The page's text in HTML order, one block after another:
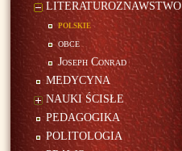
LITERATUROZNAWSTWO
polskie
obce
Joseph Conrad
MEDYCYNA
NAUKI ŚCISŁE
PEDAGOGIKA
POLITOLOGIA